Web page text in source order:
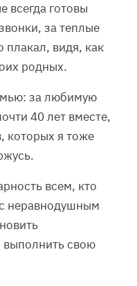
всегда готовы
за теплые
плакал, видя, как
родных.
за любимую
40 лет вместе,
которых я тоже
всем, кто
неравнодушным
выполнить свою